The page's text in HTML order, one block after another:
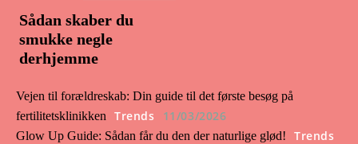
Sådan skaber du
smukke negle
derhjemme
Vejen til forældreskab: Din guide til det første besøg på
fertilitetsklinikken
Trends 11/03/2026
Glow Up Guide: Sådan får du den der naturlige glød!
Trends